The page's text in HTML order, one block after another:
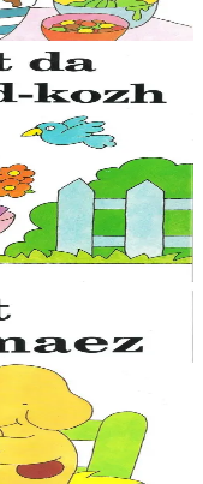
avec ses aventures
des images animées.
avec ses aventures
des images animées.